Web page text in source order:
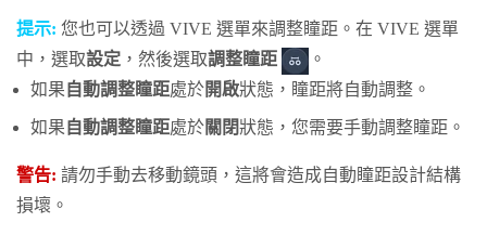
提示: 您也可以透過 VIVE 選單來調整瞳距。在 VIVE 選單
中，選取設定 ，然後選取調整瞳距
。
如果 自動調整瞳距處於開啟狀態，瞳距將自動調整。
如果 自動調整瞳距處於關閉狀態，您需要手動調整瞳距。
警告: 請勿手動去移動鏡頭，這將會造成自動瞳距設計結構
損壞。